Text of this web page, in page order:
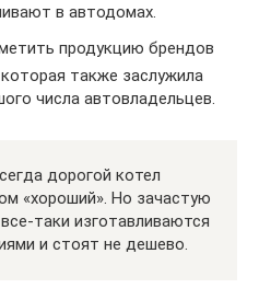
в автодомах.
продукцию брендов
также заслужила
числа автовладельцев.
дорогой котел
«хороший». Но зачастую
таки изготавливаются
и стоят не дешево.